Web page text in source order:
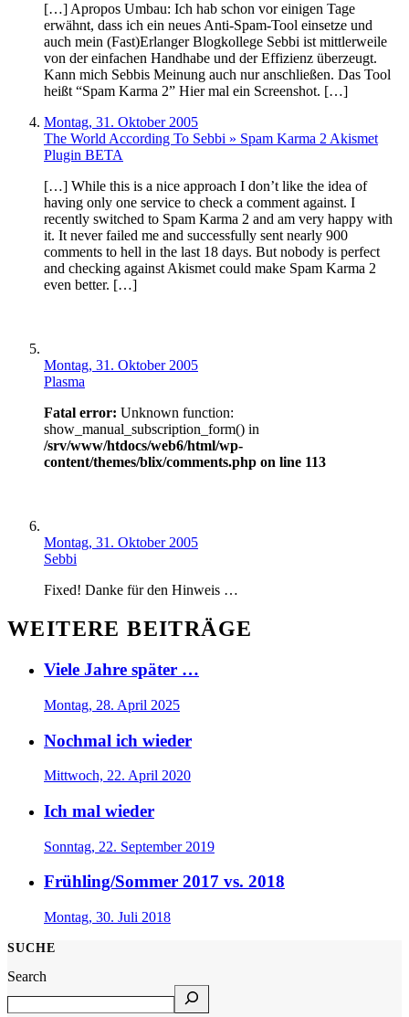
[…] Apropos Umbau: Ich hab schon vor einigen Tage
erwähnt, dass ich ein neues Anti-Spam-Tool einsetze und
auch mein (Fast)Erlanger Blogkollege Sebbi ist mittlerweile
von der einfachen Handhabe und der Effizienz überzeugt.
Kann mich Sebbis Meinung auch nur anschließen. Das Tool
heißt “Spam Karma 2” Hier mal ein Screenshot. […]
Montag, 31. Oktober 2005
The World According To Sebbi » Spam Karma 2 Akismet
Plugin BETA
[…] While this is a nice approach I don’t like the idea of
having only one service to check a comment against. I
recently switched to Spam Karma 2 and am very happy with
it. It never failed me and successfully sent nearly 900
comments to hell in the last 18 days. But nobody is perfect
and checking against Akismet could make Spam Karma 2
even better. […]
Montag, 31. Oktober 2005
Plasma
Fatal error: Unknown function:
show_manual_subscription_form() in
/srv/www/htdocs/web6/html/wp-
content/themes/blix/comments.php on line 113
Montag, 31. Oktober 2005
Sebbi
Fixed! Danke für den Hinweis …
WEITERE BEITRÄGE
Viele Jahre später …
Montag, 28. April 2025
Nochmal ich wieder
Mittwoch, 22. April 2020
Ich mal wieder
Sonntag, 22. September 2019
Frühling/Sommer 2017 vs. 2018
Montag, 30. Juli 2018
SUCHE
Search